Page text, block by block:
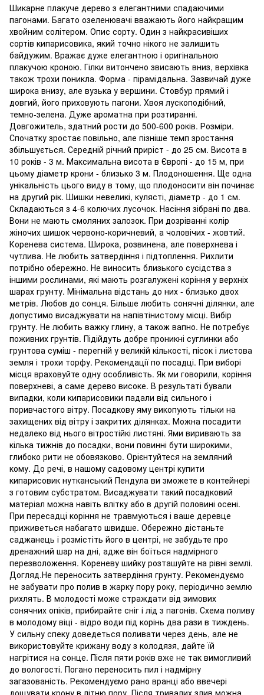
Шикарне плакуче дерево з елегантними спадаючими
пагонами. Багато озеленювачі вважають його найкращим
хвойним солітером. Опис сорту. Один з найкрасивіших
сортів кипарисовика, який точно нікого не залишить
байдужим. Вражає дуже елегантною і оригінальною
плакучою кроною. Гілки витончено звисають вниз, верхівка
також трохи поникла. Форма - пірамідальна. Зазвичай дуже
широка внизу, але вузька у вершини. Стовбур прямий і
довгий, його приховують пагони. Хвоя лускоподібний,
темно-зелена. Дуже ароматна при розтиранні.
Довгожитель, здатний рости до 500-600 років. Розміри.
Спочатку зростає повільно, але пізніше темп зростання
збільшується. Середній річний приріст - до 25 см. Висота в
10 років - 3 м. Максимальна висота в Європі - до 15 м, при
цьому діаметр крони - близько 3 м. Плодоношення. Ще одна
унікальність цього виду в тому, що плодоносити він починає
на другий рік. Шишки невеликі, кулясті, діаметр - до 1 см.
Складаються з 4-6 колючих лусочок. Насіння зібрані по два.
Вони не мають смоляних залозок. При дозріванні колір
жіночих шишок червоно-коричневий, а чоловічих - жовтий.
Коренева система. Широка, розвинена, але поверхнева і
чутлива. Не любить затвердіння і підтоплення. Рихлити
потрібно обережно. Не виносить близького сусідства з
іншими рослинами, які мають розгалужені коріння у верхніх
шарах грунту. Мінімальна відстань до них - близько двох
метрів. Любов до сонця. Більше любить сонячні ділянки, але
допустимо висаджувати на напівтінистому місці. Вибір
грунту. Не любить важку глину, а також вапно. Не потребує
поживних грунтів. Підійдуть добре проникні суглинки або
грунтова суміш - перегній у великій кількості, пісок і листова
земля і трохи торфу. Рекомендації по посадці. При виборі
місця враховуйте одну особливість. Як ми говорили, коріння
поверхневі, а саме дерево високе. В результаті бували
випадки, коли кипарисовики падали від сильного і
поривчастого вітру. Посадкову яму викопують тільки на
захищених від вітру і закритих ділянках. Можна посадити
недалеко від нього вітростійкі листяні. Ями виривають за
кілька тижнів до посадки, вони повинні бути широкими,
глибоко рити не обовязково. Орієнтуйтеся на земляний
кому. До речі, в нашому садовому центрі купити
кипарисовик нутканський Пендула ви зможете в контейнері
з готовим субстратом. Висаджувати такий посадковий
матеріал можна навіть влітку або в другій половині осені.
При пересадці коріння не травмуються і ваше деревце
приживеться набагато швидше. Обережно дістаньте
саджанець і розмістіть його в центрі, не забудьте про
дренажний шар на дні, адже він боїться надмірного
перезволоження. Кореневу шийку розташуйте на рівні землі.
Догляд.Не переносить затвердіння грунту. Рекомендуємо
не забувати про полив в жарку пору року, періодично землю
рихлять. В молодості може страждати від зимових
сонячних опіків, прибирайте сніг і лід з пагонів. Схема поливу
в молодому віці - відро води під корінь два рази в тиждень.
У сильну спеку доведеться поливати через день, але не
використовуйте крижану воду з колодязя, дайте їй
нагрітися на сонце. Після пяти років вже не так вимогливий
до вологості. Погано переносить пил і надмірну
загазованість. Рекомендуємо рано вранці або ввечері
дощувати крону в літню пору. Після тривалих злив можна